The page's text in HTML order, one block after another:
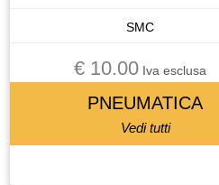
SMC
€ 10.00Iva esclusa
PNEUMATICA
Vedi tutti